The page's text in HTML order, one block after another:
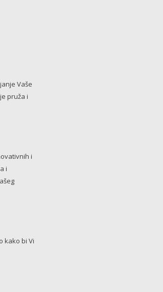
Vaše
pruža i
i
i
kako bi Vi